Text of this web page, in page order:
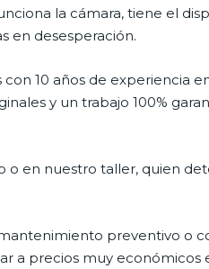
la cámara, tiene el
en desesperación.
10 años de experiencia
y un trabajo 100%
o en nuestro taller, quien
preventivo o
a precios muy económicos